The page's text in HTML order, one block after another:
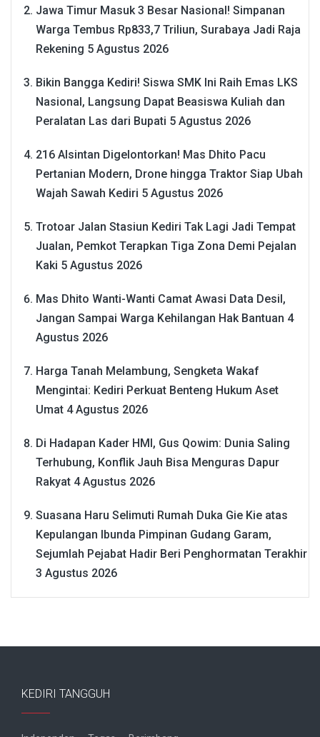
Jawa Timur Masuk 3 Besar Nasional! Simpanan
Warga Tembus Rp833,7 Triliun, Surabaya Jadi Raja
Rekening 5 Agustus 2026
Bikin Bangga Kediri! Siswa SMK Ini Raih Emas LKS
Nasional, Langsung Dapat Beasiswa Kuliah dan
Peralatan Las dari Bupati 5 Agustus 2026
216 Alsintan Digelontorkan! Mas Dhito Pacu
Pertanian Modern, Drone hingga Traktor Siap Ubah
Wajah Sawah Kediri 5 Agustus 2026
Trotoar Jalan Stasiun Kediri Tak Lagi Jadi Tempat
Jualan, Pemkot Terapkan Tiga Zona Demi Pejalan
Kaki 5 Agustus 2026
Mas Dhito Wanti-Wanti Camat Awasi Data Desil,
Jangan Sampai Warga Kehilangan Hak Bantuan 4
Agustus 2026
Harga Tanah Melambung, Sengketa Wakaf
Mengintai: Kediri Perkuat Benteng Hukum Aset
Umat 4 Agustus 2026
Di Hadapan Kader HMI, Gus Qowim: Dunia Saling
Terhubung, Konflik Jauh Bisa Menguras Dapur
Rakyat 4 Agustus 2026
Suasana Haru Selimuti Rumah Duka Gie Kie atas
Kepulangan Ibunda Pimpinan Gudang Garam,
Sejumlah Pejabat Hadir Beri Penghormatan Terakhir
3 Agustus 2026
KEDIRI TANGGUH